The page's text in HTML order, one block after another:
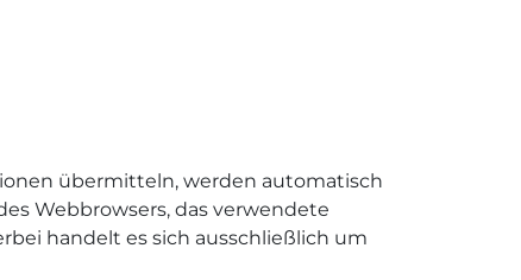
übermitteln, werden automatisch
Webbrowsers, das verwendete
handelt es sich ausschließlich um